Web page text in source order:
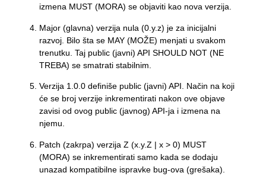
izmena MUST (MORA) se objaviti kao nova verzija.
Major (glavna) verzija nula (0.y.z) je za inicijalni
razvoj. Bilo šta se MAY (MOŽE) menjati u svakom
trenutku. Taj public (javni) API SHOULD NOT (NE
TREBA) se smatrati stabilnim.
Verzija 1.0.0 definiše public (javni) API. Način na koji
će se broj verzije inkrementirati nakon ove objave
zavisi od ovog public (javnog) API-ja i izmena na
njemu.
Patch (zakrpa) verzija Z (x.y.Z | x > 0) MUST
(MORA) se inkrementirati samo kada se dodaju
unazad kompatibilne ispravke bug-ova (grešaka).